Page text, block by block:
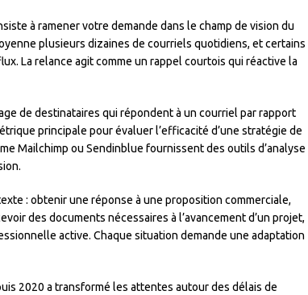
à ramener votre demande dans le champ de vision du
plusieurs dizaines de courriels quotidiens, et certains
La relance agit comme un rappel courtois qui réactive la
de destinataires qui répondent à un courriel par rapport
principale pour évaluer l’efficacité d’une stratégie de
Mailchimp ou Sendinblue fournissent des outils d’analyse
: obtenir une réponse à une proposition commerciale,
des documents nécessaires à l’avancement d’un projet,
active. Chaque situation demande une adaptation
2020 a transformé les attentes autour des délais de